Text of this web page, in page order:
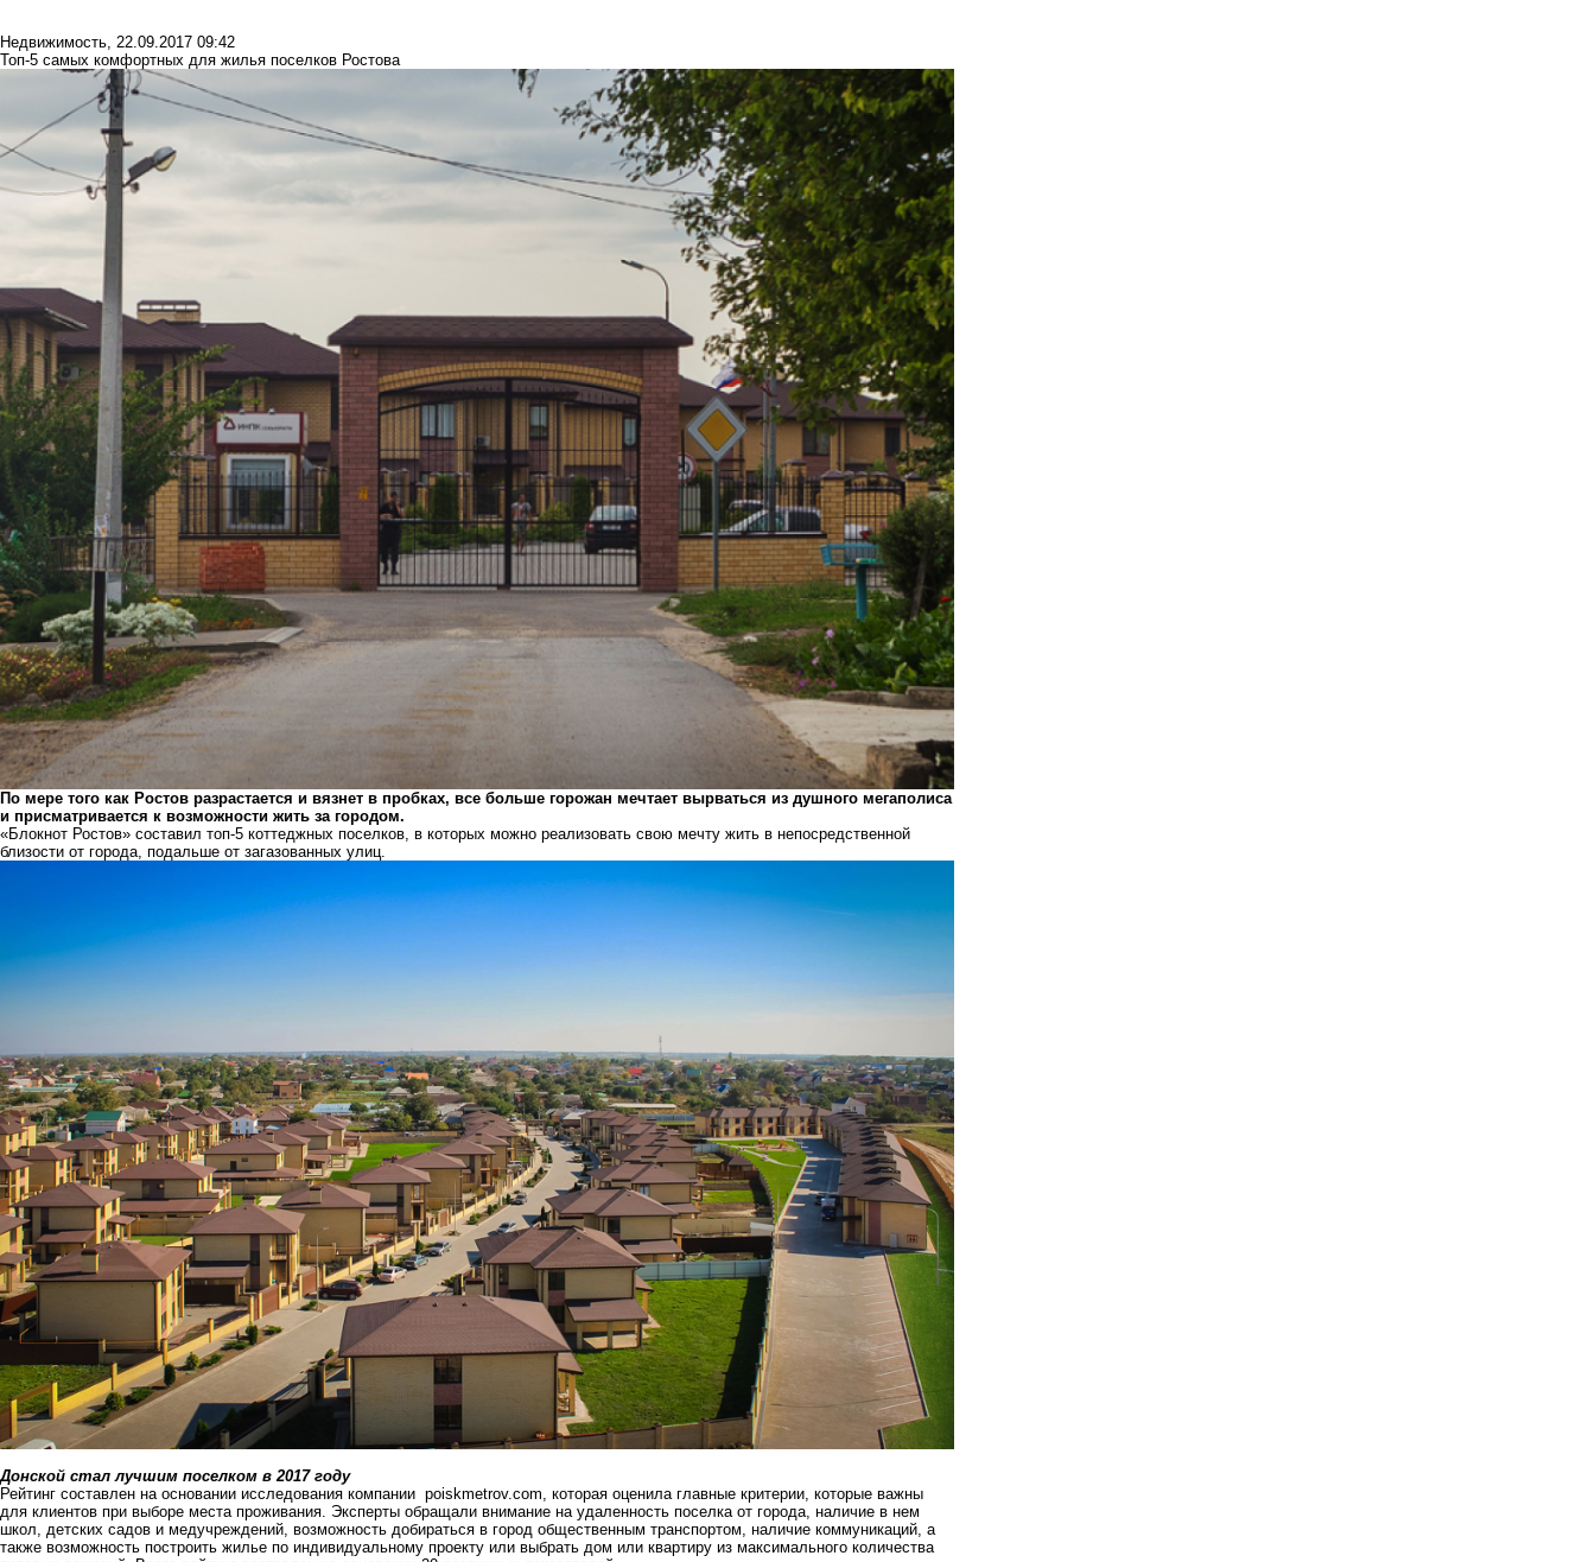
Недвижимость, 22.09.2017 09:42
Топ-5 самых комфортных для жилья поселков Ростова
По мере того как Ростов разрастается и вязнет в пробках, все больше горожан мечтает вырваться из душного мегаполиса
и присматривается к возможности жить за городом.
«Блокнот Ростов» составил топ-5 коттеджных поселков, в которых можно реализовать свою мечту жить в непосредственной
близости от города, подальше от загазованных улиц.
Донской стал лучшим поселком в 2017 году
Рейтинг составлен на основании исследования компании poiskmetrov.com , которая оценила главные критерии, которые важны
для клиентов при выборе места проживания. Эксперты обращали внимание на удаленность поселка от города, наличие в нем
школ, детских садов и медучреждений, возможность добираться в город общественным транспортом, наличие коммуникаций, а
также возможность построить жилье по индивидуальному проекту или выбрать дом или квартиру из максимального количества